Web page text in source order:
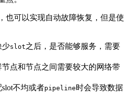
也可以实现自动故障恢复，但是使
少slot之后，是否能够服务，需要
点和节点之间需要较大的网络带
不均或者pipeline时会导致数据